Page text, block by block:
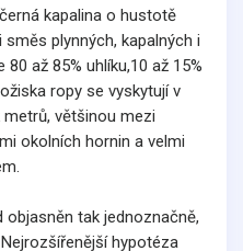
kapalina o hustotě
plynných, kapalných i
až 85% uhlíku,10 až 15%
ropy se vyskytují v
většinou mezi
okolních hornin a velmi
tak jednoznačně,
hypotéza